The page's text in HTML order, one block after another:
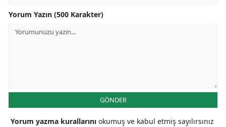
Yorum Yazın (500 Karakter)
GÖNDER
Yorum yazma kurallarını okumuş ve kabul etmiş sayılırsınız